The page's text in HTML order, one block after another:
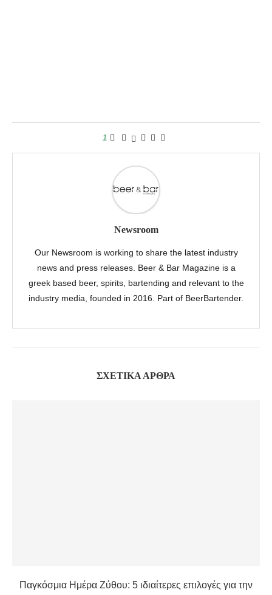
1
Newsroom
Our Newsroom is working to share the latest industry
news and press releases. Beer & Bar Magazine is a
greek based beer, spirits, bartending and relevant to the
industry media, founded in 2016. Part of BeerBartender.
ΣΧΕΤΙΚΆ ΆΡΘΡΑ
Παγκόσμια Ημέρα Ζύθου: 5 ιδιαίτερες επιλογές για την